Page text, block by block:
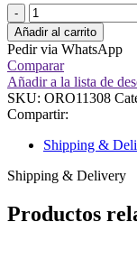
Añadir al carrito
Pedir via WhatsApp
Comparar
Añadir a la lista de
SKU: ORO11308
Compartir:
Shipping &
Shipping & Delivery
Productos